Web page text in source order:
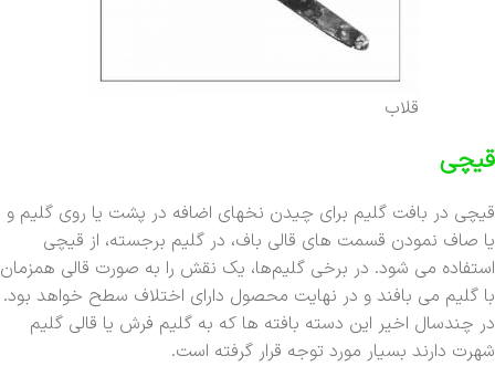
قلاب
قیچی
قیچی در بافت گلیم برای چیدن نخهای اضافه در پشت یا روی گلیم و
یا صاف نمودن قسمت های قالی باف، در گلیم برجسته، از قیچی
استفاده می شود. در برخی گلیم‌ها، یک نقش را به صورت قالی همزمان
با گلیم می بافند و در نهایت محصول دارای اختلاف سطح خواهد بود.
در چندسال اخیر این دسته بافته ها که به گلیم فرش یا قالی گلیم
شهرت دارند بسیار مورد توجه قرار گرفته است.